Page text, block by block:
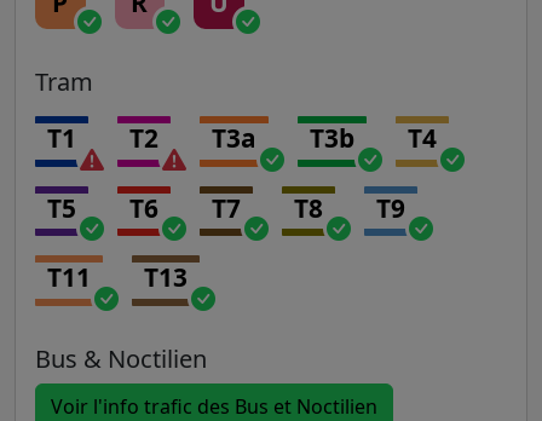
Tram
T1 T2 T3a T3b T4
T5 T6 T7 T8 T9
T11 T13
Bus & Noctilien
Voir l'info trafic des Bus et Noctilien